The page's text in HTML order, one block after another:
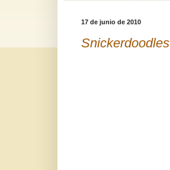
17 de junio de 2010
Snickerdoodles